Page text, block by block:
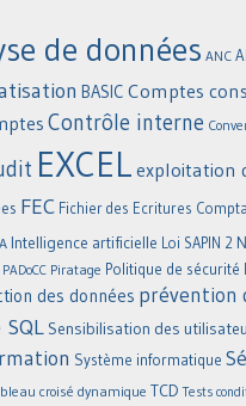
de données ANC
BASIC Comptes
Contrôle interne
EXCEL exploitation
FEC Fichier des Ecritures
Intelligence artificielle Loi SAPIN 2
PADoCC Piratage Politique de sécurité
des données prévention
Sensibilisation des
Système informatique
croisé dynamique TCD Tests